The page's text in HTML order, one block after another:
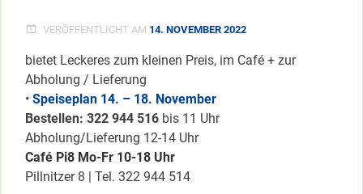
VERÖFFENTLICHT AM 14. NOVEMBER 2022
bietet Leckeres zum kleinen Preis, im Café + zur
Abholung / Lieferung
• Speiseplan 14. – 18. November
Bestellen: 322 944 516 bis 11 Uhr
Abholung/Lieferung 12-14 Uhr
Café Pi8 Mo-Fr 10-18 Uhr
Pillnitzer 8 | Tel. 322 944 514